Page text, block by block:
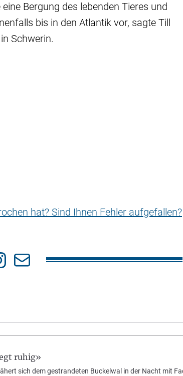
Bergung des lebenden Tieres und
bis in den Atlantik vor, sagte Till
Schwerin.
hat? Sind Ihnen Fehler aufgefallen?
ruhig»
sich dem gestrandeten Buckelwal in der Nacht mit